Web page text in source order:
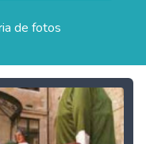
de fotos